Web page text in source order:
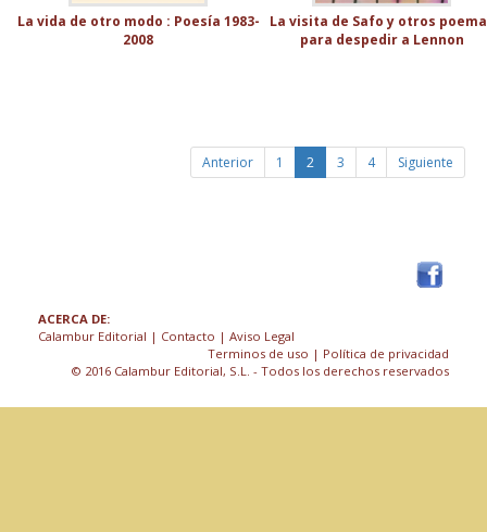
La vida de otro modo : Poesía 1983-
2008
La visita de Safo y otros
para despedir a Lennon
Anterior 1 2 3 4 Siguiente
ACERCA DE:
Calambur Editorial | Contacto | Aviso Legal
Terminos de uso | Política de privacidad
© 2016 Calambur Editorial, S.L. - Todos los derechos reservados